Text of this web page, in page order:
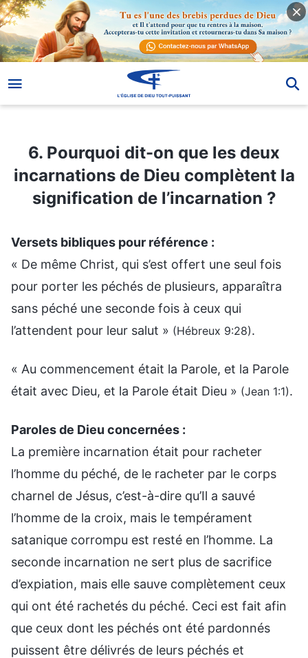
6. Pourquoi dit-on que les deux
incarnations de Dieu complètent la
signification de l’incarnation ?
Versets bibliques pour référence :
« De même Christ, qui s’est offert une seul fois
pour porter les péchés de plusieurs, apparaîtra
sans péché une seconde fois à ceux qui
l’attendent pour leur salut » (Hébreux 9:28).
« Au commencement était la Parole, et la Parole
était avec Dieu, et la Parole était Dieu » (Jean 1:1).
Paroles de Dieu concernées :
La première incarnation était pour racheter
l’homme du péché, de le racheter par le corps
charnel de Jésus, c’est-à-dire qu’Il a sauvé
l’homme de la croix, mais le tempérament
satanique corrompu est resté en l’homme. La
seconde incarnation ne sert plus de sacrifice
d’expiation, mais elle sauve complètement ceux
qui ont été rachetés du péché. Ceci est fait afin
que ceux dont les péchés ont été pardonnés
puissent être délivrés de leurs péchés et